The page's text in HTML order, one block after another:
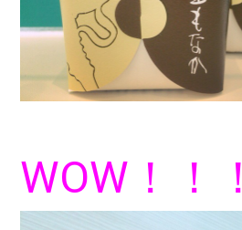
WOW！！！